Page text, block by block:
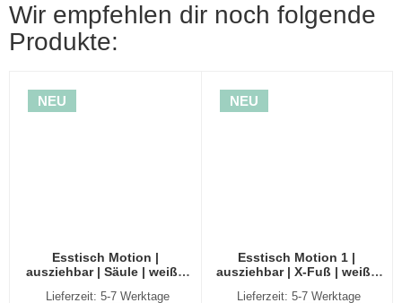
Wir empfehlen dir noch folgende
Produkte:
NEU
Esstisch Motion |
ausziehbar | Säule | weiß /
Lieferzeit: 5-7 Werktage
NEU
Esstisch Motion 1 |
ausziehbar | X-Fuß | weiß /
Lieferzeit:5-7 Werktage